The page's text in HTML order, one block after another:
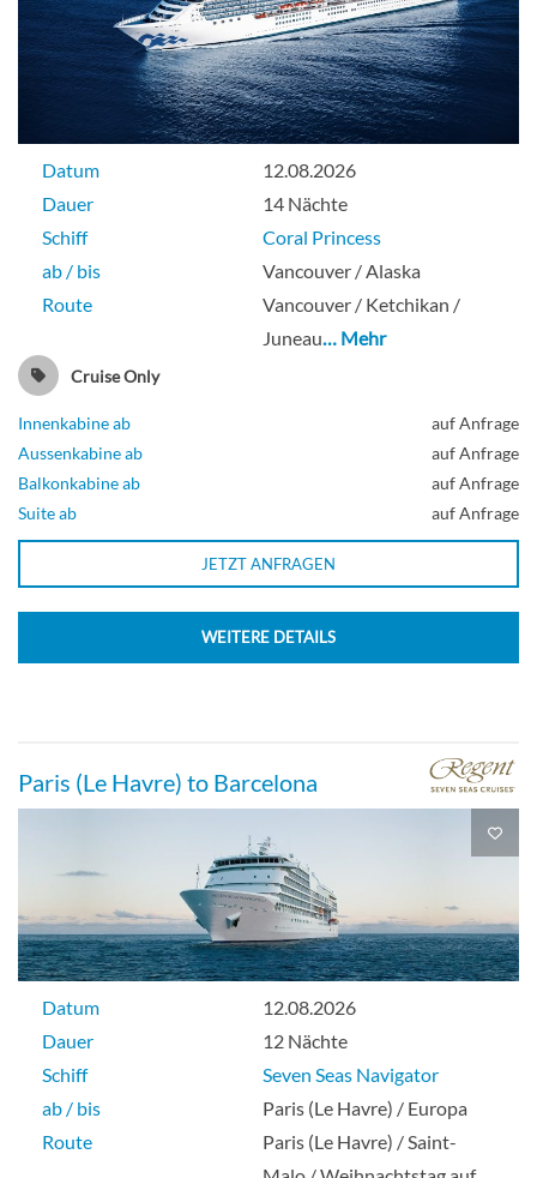
Datum
12.08.2026
Dauer
14 Nächte
Schiff
Coral Princess
ab / bis
Vancouver / Alaska
Route
Vancouver / Ketchikan /
Juneau… Mehr
Cruise Only
Innenkabine ab
auf Anfrage
Aussenkabine ab
auf Anfrage
Balkonkabine ab
auf Anfrage
Suite ab
auf Anfrage
JETZT ANFRAGEN
WEITERE DETAILS
Paris (Le Havre) to Barcelona
Datum
12.08.2026
Dauer
12 Nächte
Schiff
Seven Seas Navigator
ab / bis
Paris (Le Havre) / Europa
Route
Paris (Le Havre) / Saint-